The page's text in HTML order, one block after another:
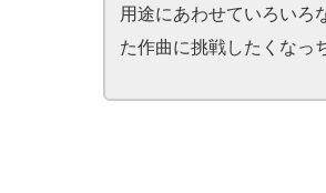
用途にあわせていろいろ
た作曲に挑戦したくなっ